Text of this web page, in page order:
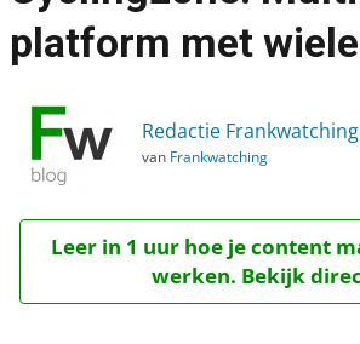
Cyclingzone: Multimediaal platform
platform met
Redactie Frankwatching
van Frankwatching
Leer in 1 uur hoe je content
werken. Bekijk